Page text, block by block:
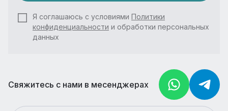
Я соглашаюсь с условиями Политики
конфиденциальности и обработки персональных
данных
Свяжитесь с нами в месенджерах